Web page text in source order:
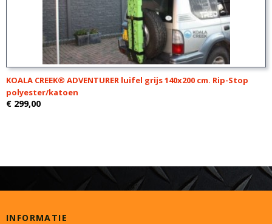
KOALA CREEK® ADVENTURER luifel grijs 140x200 cm. Rip-Stop
polyester/katoen
€ 299,00
INFORMATIE